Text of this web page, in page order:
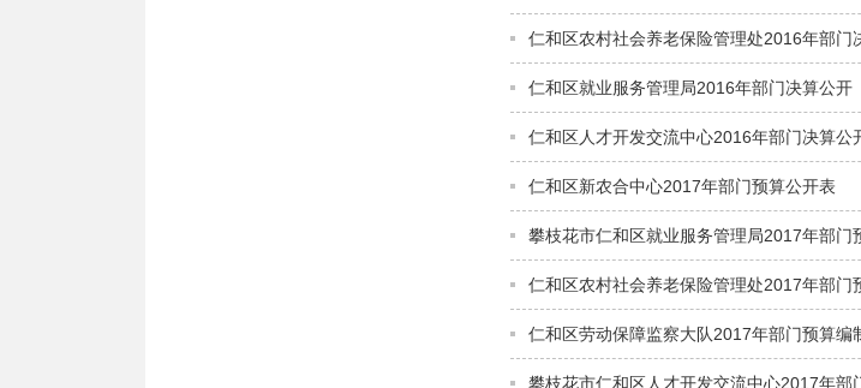
仁和区农村社会养老保险管理处2016年部门
仁和区就业服务管理局2016年部门决算公开
仁和区人才开发交流中心2016年部门决算公
仁和区新农合中心2017年部门预算公开表
攀枝花市仁和区就业服务管理局2017年部门
仁和区农村社会养老保险管理处2017年部门
仁和区劳动保障监察大队2017年部门预算编
攀枝花市仁和区人才开发交流中心2017年部